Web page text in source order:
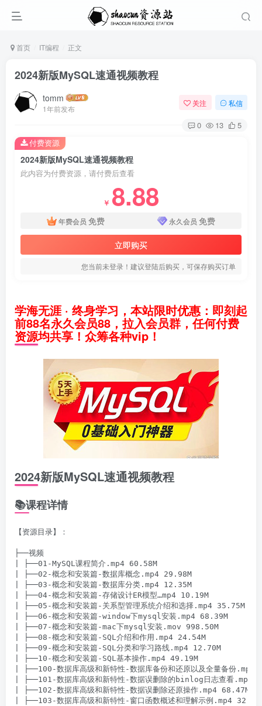
首页 IT编程 正文
2024新版MySQL速通视频教程
tomm
1年前发布
关注 私信
0 13 5
2024新版MySQL速通视频教程
此内容为付费资源，请付费后查看
￥ 8.88
年费会员 免费 永久会员 免费
立即购买
您当前未登录！建议登陆后购买，可保存购买订单
付费资源
学海无涯 · 终身学习，本站限时优惠：即刻起
前88名永久会员88，拉入会员群，任何付费
资源均共享！众筹各种vip！
2024新版MySQL速通视频教程
📚课程详情
【资源目录】：
├──视频
| ├──01-MySQL课程简介.mp4 60.58M
| ├──02-概念和安装篇-数据库概念.mp4 29.98M
| ├──03-概念和安装篇-数据库分类.mp4 12.35M
| ├──04-概念和安装篇-存储设计ER模型…mp4 10.19M
| ├──05-概念和安装篇-关系型管理系统介绍和选择.mp4 35.75M
| ├──06-概念和安装篇-window下mysql安装.mp4 68.39M
| ├──07-概念和安装篇-mac下mysql安装.mov 998.50M
| ├──08-概念和安装篇-SQL介绍和作用.mp4 24.54M
| ├──09-概念和安装篇-SQL分类和学习路线.mp4 12.70M
| ├──10-概念和安装篇-SQL基本操作.mp4 49.19M
| ├──100-数据库高级和新特性-数据库备份和还原以及全量备份.mp4
| ├──101-数据库高级和新特性-数据误删除的binlog日志查看.mp4
| ├──102-数据库高级和新特性-数据误删除还原操作.mp4 68.47M
| ├──103-数据库高级和新特性-窗口函数概述和理解示例.mp4